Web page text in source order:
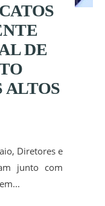
DE
ALTOS
Diretores e
junto com
...